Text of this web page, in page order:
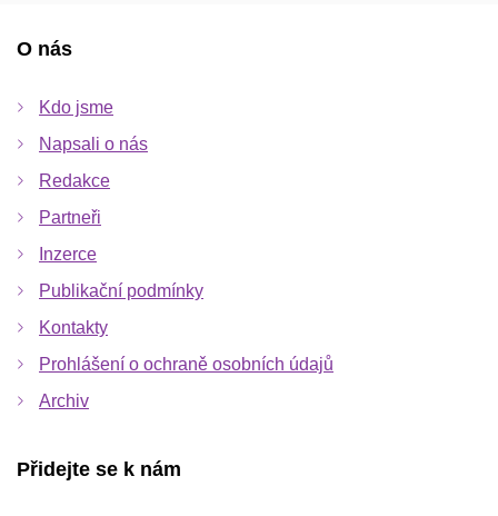
O nás
Kdo jsme
Napsali o nás
Redakce
Partneři
Inzerce
Publikační podmínky
Kontakty
Prohlášení o ochraně osobních údajů
Archiv
Přidejte se k nám